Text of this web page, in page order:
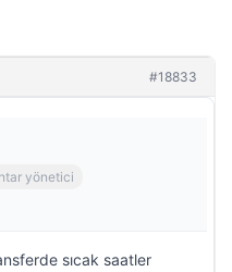
#18833
yönetici
sıcak saatler